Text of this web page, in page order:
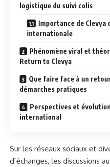
logistique du suivi colis
Importance de Clevya
internationale
Phénomène viral et
Return to Clevya
Que faire face à un
démarches pratiques
Perspectives et
international
Sur les réseaux sociaux et
d’échanges, les discussions